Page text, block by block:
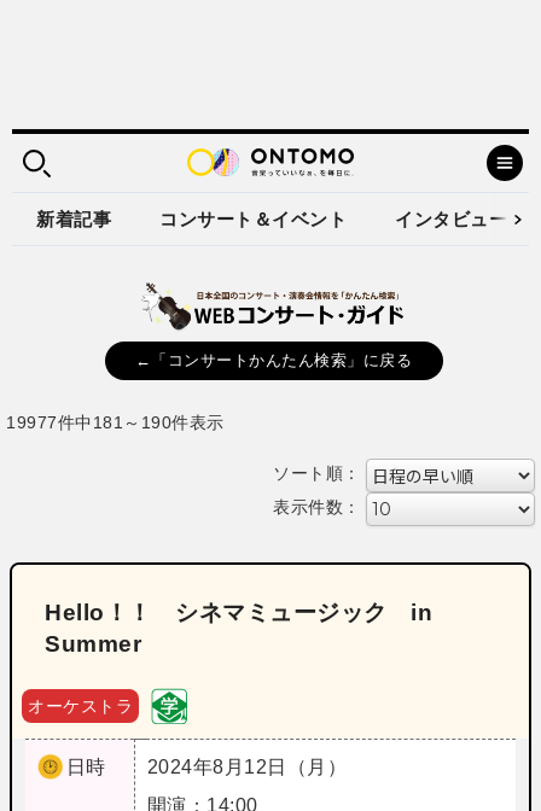
新着記事 コンサート＆イベント インタビュー
←「コンサートかんたん検索」に戻る
19977件中181～190件表示
ソート順：
表示件数：
Hello！！ シネマミュージック in
Summer
オーケストラ
日時
2024年8月12日（月）
開演：14:00